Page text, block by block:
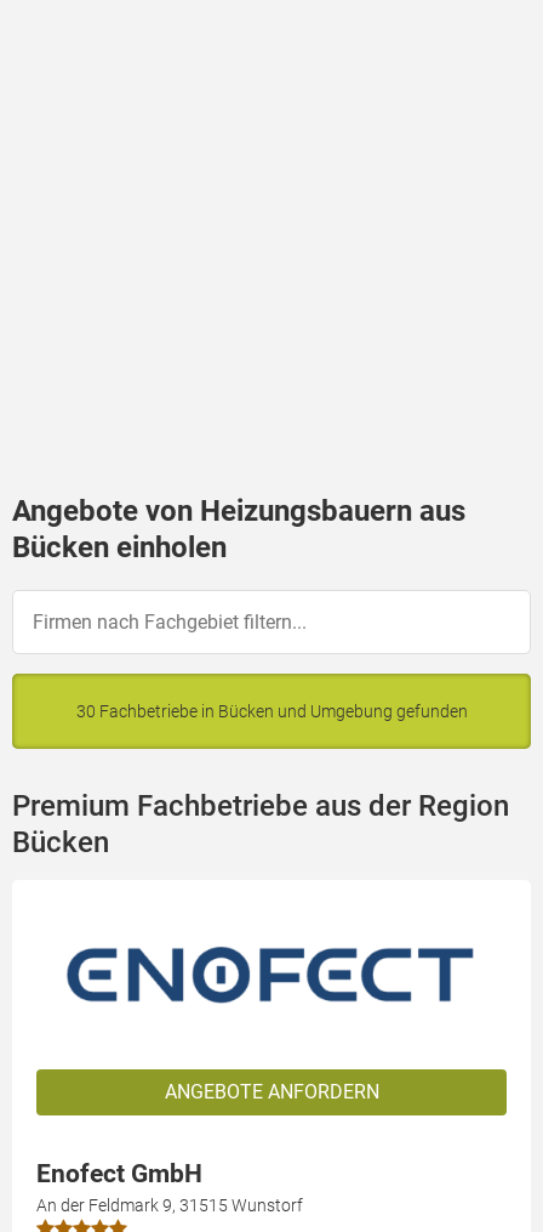
Angebote von Heizungsbauern aus
Bücken einholen
30 Fachbetriebe in Bücken und Umgebung gefunden
Premium Fachbetriebe aus der Region
Bücken
ANGEBOTE ANFORDERN
Enofect GmbH
An der Feldmark 9, 31515 Wunstorf